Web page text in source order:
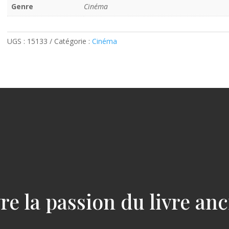
Genre Cinéma
UGS : 15133 Catégorie : Cinéma
la passion du livre